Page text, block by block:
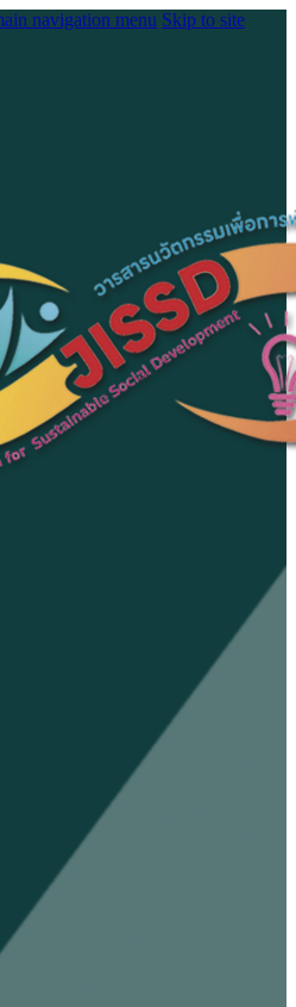
navigation menu Skip to site